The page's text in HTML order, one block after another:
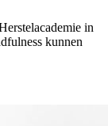
in
kunnen